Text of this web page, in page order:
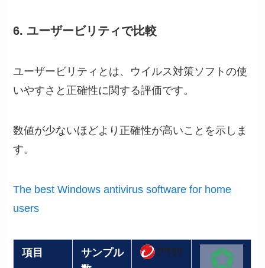
6. ユーザービリティで比較
ユーザービリティとは、ウイルス対策ソフトの使
いやすさと正確性に関する評価です。
数値が少ないほどより正確性が高いことを示しま
す。
The best Windows antivirus software for home
users
項目
サンプル